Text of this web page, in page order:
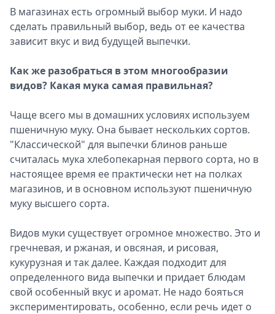
релизы
О
Metro
Спецпроекты
Звезды
2026
Скачай
Metro
В магазинах есть огромный выбор муки. И надо
сделать правильный выбор, ведь от ее качества
зависит вкус и вид будущей выпечки.
Как же разобраться в этом многообразии
видов? Какая мука самая правильная?
Чаще всего мы в домашних условиях используем
пшеничную муку. Она бывает нескольких сортов.
"Классической" для выпечки блинов раньше
считалась мука хлебопекарная первого сорта, но в
настоящее время ее практически нет на полках
магазинов, и в основном используют пшеничную
муку высшего сорта.
Видов муки существует огромное множество. Это и
гречневая, и ржаная, и овсяная, и рисовая,
кукурузная и так далее. Каждая подходит для
определенного вида выпечки и придает блюдам
свой особенный вкус и аромат. Не надо бояться
экспериментировать, особенно, если речь идет о